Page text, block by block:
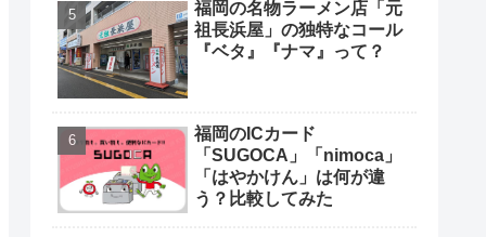
福岡の名物ラーメン店「元
祖長浜屋」の独特なコール
『ベタ』『ナマ』って？
福岡のICカード
「SUGOCA」「nimoca」
「はやかけん」は何が違
う？比較してみた